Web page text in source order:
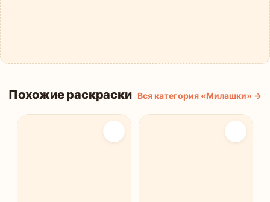
Похожие раскраски Вся категория «Милашки» →